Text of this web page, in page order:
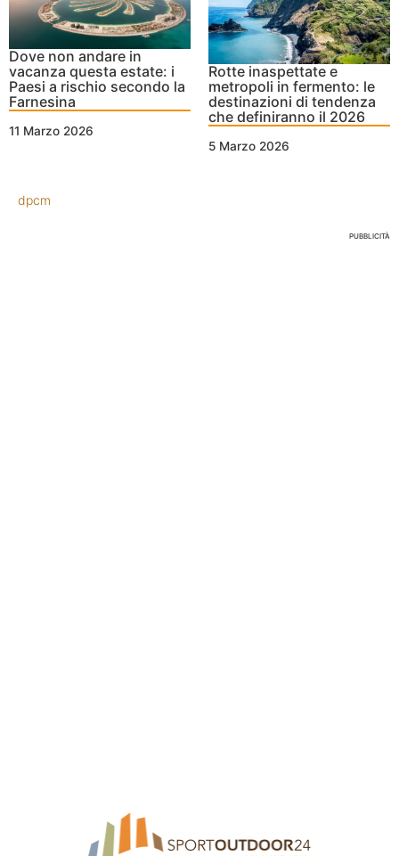
Dove non andare in
vacanza questa estate: i
Paesi a rischio secondo la
Farnesina
11 Marzo 2026
Rotte inaspettate e
metropoli in fermento: le
destinazioni di tendenza
che definiranno il 2026
5 Marzo 2026
dpcm
PUBBLICITÀ